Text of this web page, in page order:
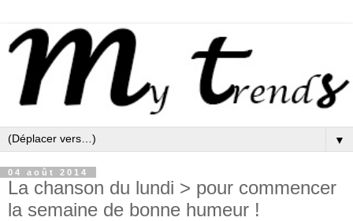
▼
04 août 2014
La chanson du lundi > pour commencer
la semaine de bonne humeur !